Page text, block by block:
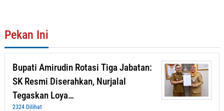
Pekan Ini
Bupati Amirudin Rotasi Tiga Jabatan:
SK Resmi Diserahkan, Nurjalal
Tegaskan Loya…
2324 Dilihat